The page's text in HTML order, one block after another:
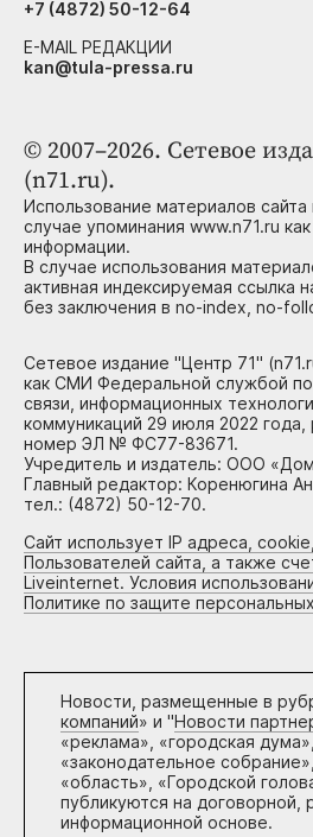
© 2007–2026. Сетевое
(n71.ru).
Использование материалов
случае упоминания www.n71.ru
информации.
В случае использования
активная индексируемая ссылка
без заключения в no-index, no-
Сетевое издание "Центр 71"
как СМИ Федеральной службой
связи, информационных
коммуникаций 29 июля 2022 года,
номер ЭЛ № ФС77-83671.
Учредитель и издатель: ООО
Главный редактор: Коренюгина
тел.: (4872) 50-12-70.
Сайт использует IP адреса,
Пользователей сайта, а также
Liveinternet. Условия
Политике по защите
Новости, размещенные в
компаний» и "Новости
«реклама», «городская дума»,
«законодательное
«область», «Городской
публикуются на договорной,
информационной основе.
+7 (4872) 50-12-64
E-MAIL РЕДАКЦИИ
kan@tula-pressa.ru